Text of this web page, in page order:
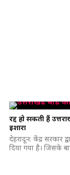
रद्द हो सकती हैं
इशारा
देहरादून: केंद्र सरकार
दिया गया है। जिसके